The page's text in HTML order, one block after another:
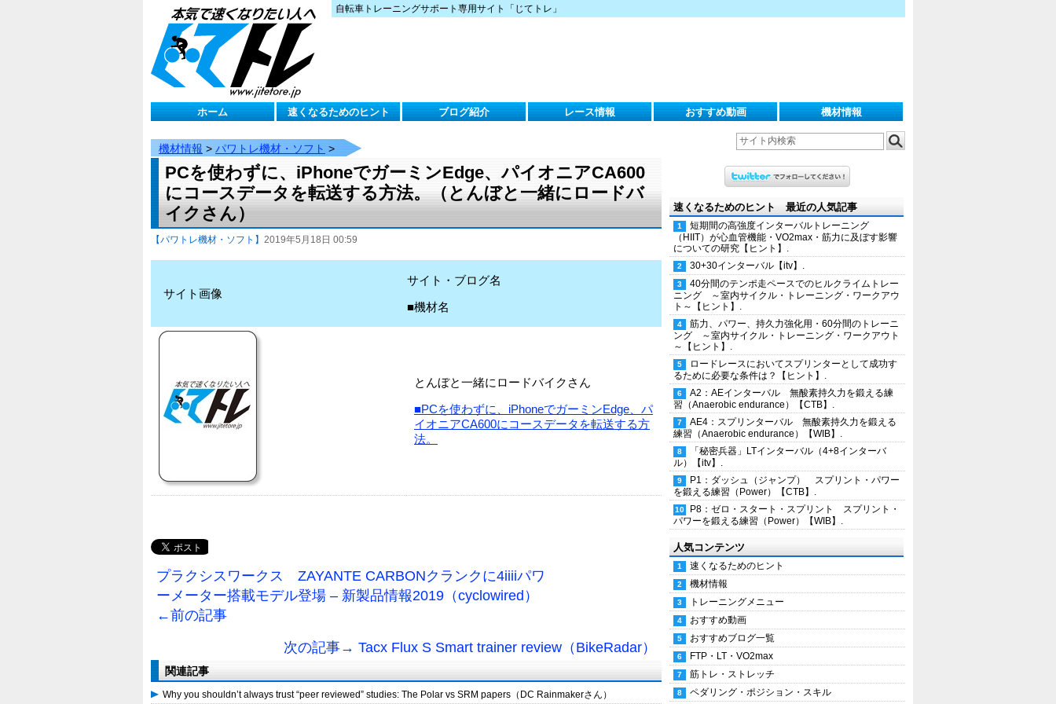
自転車トレーニングサポート専用サイト「じてトレ」
ホーム 速くなるためのヒント ブログ紹介 レース情報 おすすめ動画 機材情報
機材情報 > パワトレ機材・ソフト >
PCを使わずに、iPhoneでガーミンEdge、パイオニアCA600
にコースデータを転送する方法。（とんぼと一緒にロードバ
イクさん）
【パワトレ機材・ソフト】 2019年5月18日 00:59
サイト画像
サイト・ブログ名
■機材名
とんぼと一緒にロードバイクさん
■PCを使わずに、iPhoneでガーミンEdge、パ
イオニアCA600にコースデータを転送する方
法。
プラクシスワークス ZAYANTE CARBONクランクに4iiiiパワ
ーメーター搭載モデル登場 – 新製品情報2019（cyclowired）
←前の記事
次の記事→ Tacx Flux S Smart trainer review（BikeRadar）
関連記事
Why you shouldn’t always trust “peer reviewed” studies: The Polar vs SRM papers（DC Rainmakerさん）
速くなるためのヒント 最近の人気記事
短期間の高強度インターバルトレーニング
（HIIT）が心血管機能・VO2max・筋力に及ぼす影響
についての研究【ヒント】.
30+30インターバル【itv】.
40分間のテンポ走ペースでのヒルクライムトレー
ニング ～室内サイクル・トレーニング・ワークアウ
ト～【ヒント】.
筋力、パワー、持久力強化用・60分間のトレーニ
ング ～室内サイクル・トレーニング・ワークアウト
～【ヒント】.
ロードレースにおいてスプリンターとして成功す
るために必要な条件は？【ヒント】.
A2：AEインターバル 無酸素持久力を鍛える練
習（Anaerobic endurance）【CTB】.
AE4：スプリンターバル 無酸素持久力を鍛える
練習（Anaerobic endurance）【WIB】.
「秘密兵器」LTインターバル（4+8インターバ
ル）【itv】.
P1：ダッシュ（ジャンプ） スプリント・パワー
を鍛える練習（Power）【CTB】.
P8：ゼロ・スタート・スプリント スプリント・
パワーを鍛える練習（Power）【WIB】.
人気コンテンツ
速くなるためのヒント
機材情報
トレーニングメニュー
おすすめ動画
おすすめブログ一覧
FTP・LT・VO2max
筋トレ・ストレッチ
ペダリング・ポジション・スキル